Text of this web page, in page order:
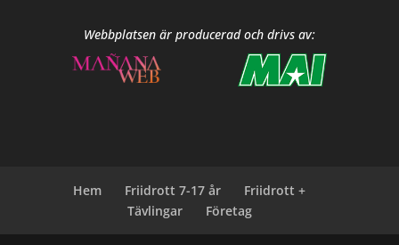
Webbplatsen är producerad och drivs av:
Hem Friidrott 7-17 år
Friidrott +
Tävlingar
Företag